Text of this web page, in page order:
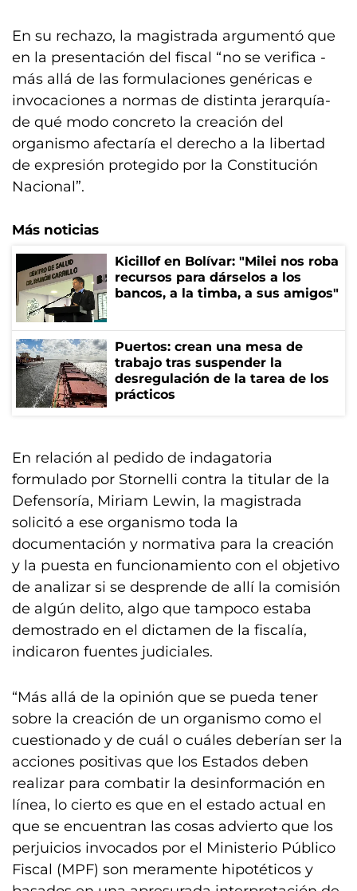
En su rechazo, la magistrada argumentó que
en la presentación del fiscal “no se verifica -
más allá de las formulaciones genéricas e
invocaciones a normas de distinta jerarquía-
de qué modo concreto la creación del
organismo afectaría el derecho a la libertad
de expresión protegido por la Constitución
Nacional”.
Más noticias
Kicillof en Bolívar: "Milei nos roba
recursos para dárselos a los
bancos, a la timba, a sus amigos"
Puertos: crean una mesa de
trabajo tras suspender la
desregulación de la tarea de los
prácticos
En relación al pedido de indagatoria
formulado por Stornelli contra la titular de la
Defensoría, Miriam Lewin, la magistrada
solicitó a ese organismo toda la
documentación y normativa para la creación
y la puesta en funcionamiento con el objetivo
de analizar si se desprende de allí la comisión
de algún delito, algo que tampoco estaba
demostrado en el dictamen de la fiscalía,
indicaron fuentes judiciales.
“Más allá de la opinión que se pueda tener
sobre la creación de un organismo como el
cuestionado y de cuál o cuáles deberían ser la
acciones positivas que los Estados deben
realizar para combatir la desinformación en
línea, lo cierto es que en el estado actual en
que se encuentran las cosas advierto que los
perjuicios invocados por el Ministerio Público
Fiscal (MPF) son meramente hipotéticos y